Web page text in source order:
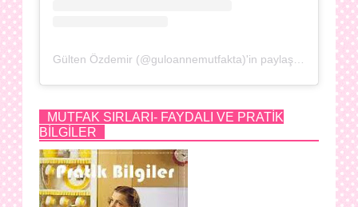
MUTFAK SIRLARI- FAYDALI VE PRATİK
BİLGİLER